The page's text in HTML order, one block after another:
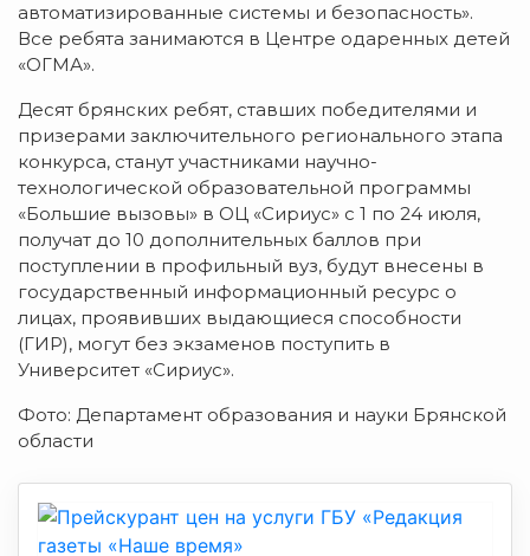
автоматизированные системы и безопасность».
Все ребята занимаются в Центре одаренных детей
«ОГМА».
Десят брянских ребят, ставших победителями и
призерами заключительного регионального этапа
конкурса, станут участниками научно-
технологической образовательной программы
«Большие вызовы» в ОЦ «Сириус» с 1 по 24 июля,
получат до 10 дополнительных баллов при
поступлении в профильный вуз, будут внесены в
государственный информационный ресурс о
лицах, проявивших выдающиеся способности
(ГИР), могут без экзаменов поступить в
Университет «Сириус».
Фото: Департамент образования и науки Брянской
области